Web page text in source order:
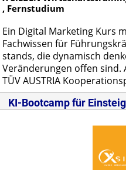
, Fernstudium
Ein Di­gi­tal Mar­ke­ting Kurs
Fach­wis­sen für
stands, die dy­na­misch
Ver­än­de­run­gen of­fen sind.
TÜV AUS­TRIA
KI-Bootcamp für